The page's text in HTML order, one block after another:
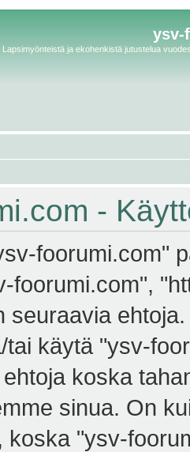
ysv-
Lapsimyönteistä ja ekohenkistä jutustelua
-
foorumi.com"
foorumi.com",
seuraavia
tai käytä "ysv-
koska
sinua. On
koska "ysv-